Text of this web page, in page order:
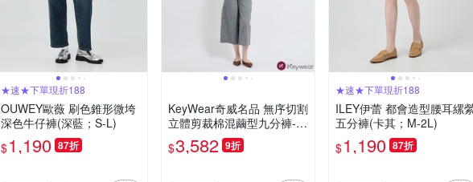
★速★下單現折188
OUWEY歐薇 刷色錐形微垮
深色牛仔褲(深藍；S-L)
$1,190 87折
KeyWear奇威名品 無序切割
立體剪裁棉混繭型九分褲-灰
色
$3,582 9折
★速★下單現折188
ILEY伊蕾 都會造型腰耳縲
五分褲(卡其；M-2L)
$1,190 87折